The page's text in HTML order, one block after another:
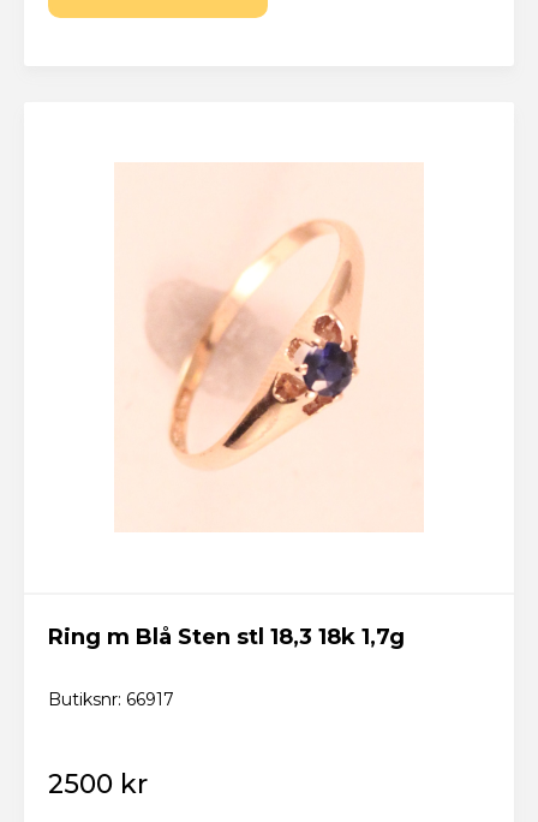
Ring m Blå Sten stl 18,3 18k 1,7g
Butiksnr: 66917
2500 kr